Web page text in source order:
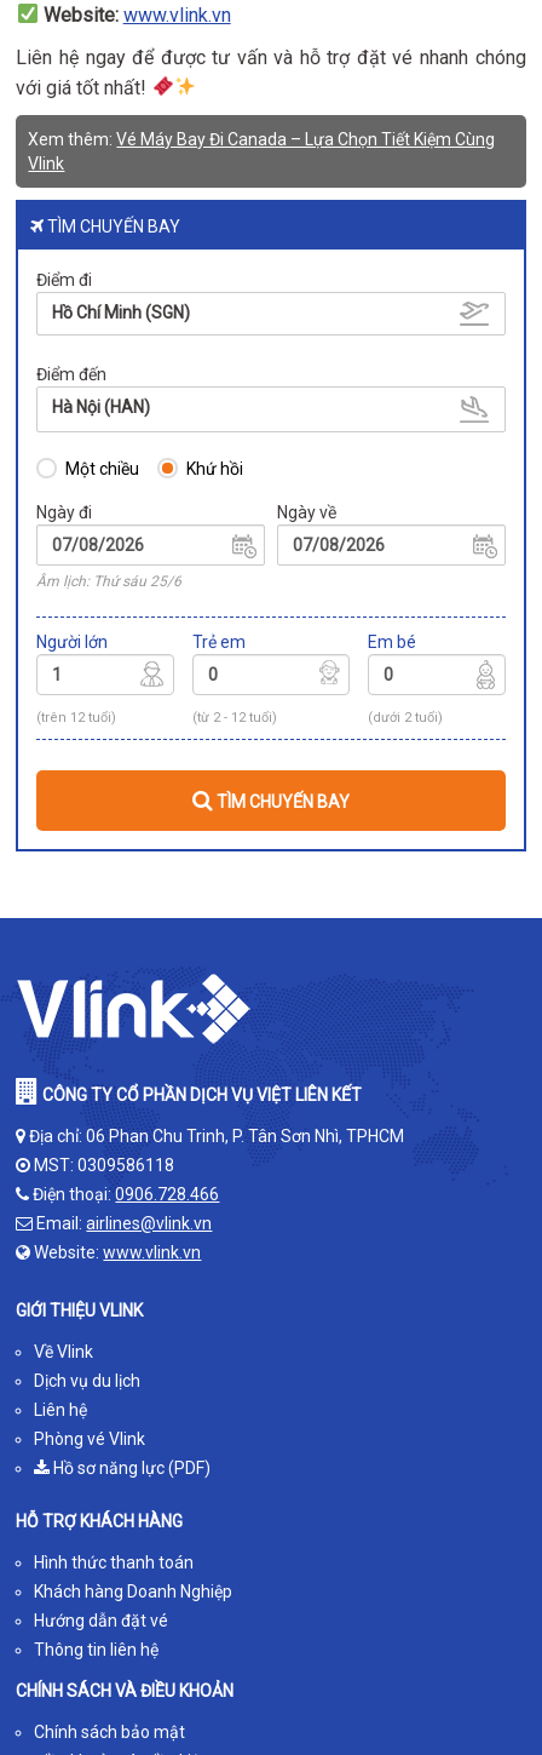
Website: www.vlink.vn
Liên hệ ngay để được tư vấn và hỗ trợ đặt vé nhanh chóng
với giá tốt nhất!
Xem thêm:Vé Máy Bay Đi Canada – Lựa Chọn Tiết Kiệm Cùng
Vlink
TÌM CHUYẾN BAY
Điểm đi
Hồ Chí Minh (SGN)
Điểm đến
Hà Nội (HAN)
Một chiều Khứ hồi
Ngày đi
Âm lịch: Thứ sáu 25/6
Ngày về
Người lớn
(trên 12 tuổi)
Trẻ em
(từ 2 - 12 tuổi)
Em bé
(dưới 2 tuổi)
TÌM CHUYẾN BAY
CÔNG TY CỔ PHẦN DỊCH VỤ VIỆT LIÊN KẾT
Địa chỉ: 06 Phan Chu Trinh, P. Tân Sơn Nhì, TPHCM
MST: 0309586118
Điện thoại:0906.728.466
Email:airlines@vlink.vn
Website:www.vlink.vn
GIỚI THIỆU VLINK
Về Vlink
Dịch vụ du lịch
Liên hệ
Phòng vé Vlink
Hồ sơ năng lực (PDF)
HỖ TRỢ KHÁCH HÀNG
Hình thức thanh toán
Khách hàng Doanh Nghiệp
Hướng dẫn đặt vé
Thông tin liên hệ
CHÍNH SÁCH VÀ ĐIỀU KHOẢN
Chính sách bảo mật